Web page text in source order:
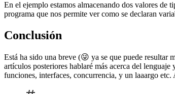
En el ejemplo estamos almacenando dos valores de
programa que nos permite ver como se declaran
Conclusión
Está ha sido una breve (😜 ya se que puede resultar
artículos posteriores hablaré más acerca del
funciones, interfaces, concurrencia, y un laaargo